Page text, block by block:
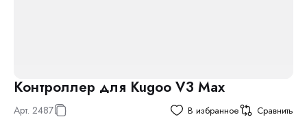
Контроллер для Kugoo V3 Max
Арт. 2487 В избранное Сравнить